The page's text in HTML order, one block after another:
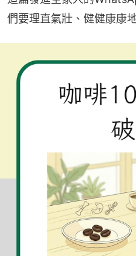
們要理直氣壯、健健康康